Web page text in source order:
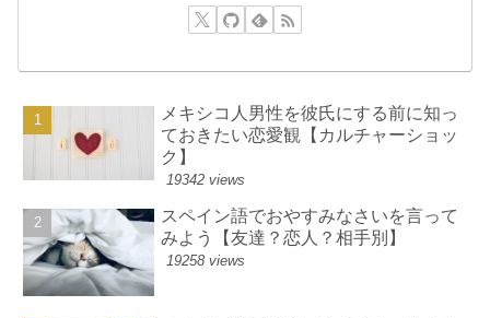
メキシコ人男性を彼氏にする前に知っ
ておきたい恋愛観【カルチャーショッ
ク】
19342 views
スペイン語でおやすみなさいを言って
みよう【友達？恋人？相手別】
19258 views